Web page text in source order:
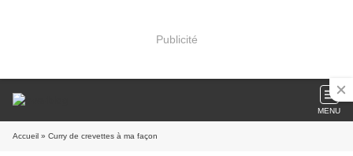
Publicité
MENU
Accueil » Curry de crevettes à ma façon